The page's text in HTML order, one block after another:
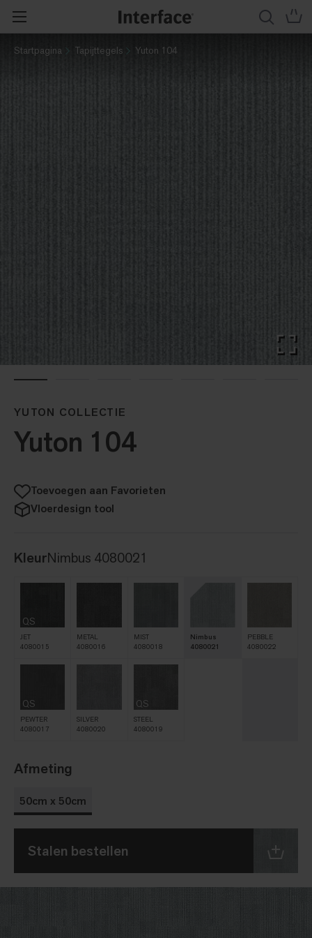
Startpagina Tapijttegels Yuton 104
YUTON COLLECTIE
Yuton 104
Toevoegen aan Favorieten
Vloerdesign tool
KleurNimbus 4080021
QS
JET
4080015
METAL
4080016
MIST
4080018
Nimbus
4080021
PEBBLE
4080022
QS
PEWTER
4080017
SILVER
4080020
QS
STEEL
4080019
Afmeting
50cm x 50cm
Stalen bestellen